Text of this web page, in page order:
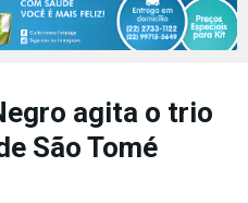
agita o trio
São Tomé